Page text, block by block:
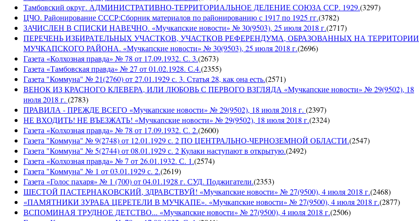
Тамбовский округ. АДМИНИСТРАТИВНО-ТЕРРИТОРИАЛЬНОЕ ДЕЛЕНИЕ СОЮЗА ССР. 1929.(3297)
ЦЧО. Районирование СССР:Сборник материалов по районированию с 1917 по 1925 гг.(3782)
ЗАЧИСЛЕН В СПИСКИ НАВЕЧНО. «Мучкапские новости» № 30(9503), 25 июля 2018 г.(2717)
ПЕРЕЧЕНЬ ИЗБИРАТЕЛЬНЫХ УЧАСТКОВ, УЧАСТКОВ РЕФЕРЕНДУМА, ОБРАЗОВАННЫХ НА ТЕРРИТОРИИ
МУЧКАПСКОГО РАЙОНА. «Мучкапские новости» № 30(9503), 25 июля 2018 г.(2696)
Газета «Колхозная правда» № 78 от 17.09.1932. С. 3.(2673)
Газета «Тамбовская правда» № 27 от 01.02.1928. С.4.(2355)
Газета "Коммуна" № 21(2760) от 27.01.1929 с. 3. Статья 28, как она есть.(2571)
ВЕНОК ИЗ КРАСНОГО КЛЕВЕРА, ИЛИ ЛЮБОВЬ С ПЕРВОГО ВЗГЛЯДА «Мучкапские новости» № 29(9502), 18
июля 2018 г. (2783)
ПРАВИЛА - ПРЕЖДЕ ВСЕГО «Мучкапские новости» № 29(9502), 18 июля 2018 г. (2397)
НЕ ВХОДИТЬ! НЕ ВЪЕЗЖАТЬ! «Мучкапские новости» № 29(9502), 18 июля 2018 г.(2324)
Газета «Колхозная правда» № 78 от 17.09.1932. С. 2.(2600)
Газета "Коммуна" № 9(2748) от 12.01.1929 с. 2 ПО ЦЕНТРАЛЬНО-ЧЕРНОЗЕМНОЙ ОБЛАСТИ.(2547)
Газета "Коммуна" № 5(2744) от 08.01.1929 с. 2 Кулаки наступают в открытую.(2492)
Газета «Колхозная правда» № 7 от 26.01.1932. С. 1.(2574)
Газета "Коммуна" № 1 от 03.01.1929 с. 2.(2619)
Газета «Голос пахаря» № 1 (700) от 04.01.1928 г. СУД. Поджигатели.(2353)
ШЕСТОЙ ПАСТЕРНАКОВСКИЙ, ЗДРАВСТВУЙ! «Мучкапские новости» № 27(9500), 4 июля 2018 г.(2468)
«ПАМЯТНИКИ ЗУРАБА ЦЕРЕТЕЛИ В МУЧКАПЕ». «Мучкапские новости» № 27(9500), 4 июля 2018 г.(2877)
ВСПОМИНАЯ ТРУДНОЕ ДЕТСТВО... «Мучкапские новости» № 27(9500), 4 июля 2018 г.(2506)